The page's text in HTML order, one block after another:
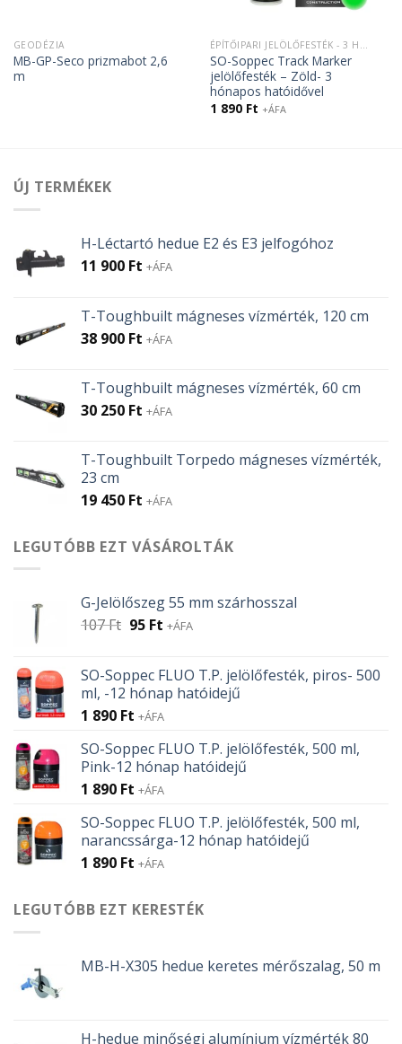
GEODÉZIA
MB-GP-Seco prizmabot 2,6
m
ÉPÍTŐIPARI JELÖLŐFESTÉK - 3 HÓNAP HATÓIDŐ
SO-Soppec Track Marker
jelölőfesték – Zöld- 3
hónapos hatóidővel
1 890 Ft +ÁFA
ÚJ TERMÉKEK
H-Léctartó hedue E2 és E3 jelfogóhoz
11 900 Ft +ÁFA
T-Toughbuilt mágneses vízmérték, 120 cm
38 900 Ft +ÁFA
T-Toughbuilt mágneses vízmérték, 60 cm
30 250 Ft +ÁFA
T-Toughbuilt Torpedo mágneses vízmérték,
23 cm
19 450 Ft +ÁFA
LEGUTÓBB EZT VÁSÁROLTÁK
G-Jelölőszeg 55 mm szárhosszal
107Ft Original
107 Ft.
95 FtCurrent
95 Ft.
+ÁFA
SO-Soppec FLUO T.P. jelölőfesték, piros- 500
ml, -12 hónap hatóidejű
1 890 Ft +ÁFA
SO-Soppec FLUO T.P. jelölőfesték, 500 ml,
Pink-12 hónap hatóidejű
1 890 Ft +ÁFA
SO-Soppec FLUO T.P. jelölőfesték, 500 ml,
narancssárga-12 hónap hatóidejű
1 890 Ft +ÁFA
LEGUTÓBB EZT KERESTÉK
MB-H-X305 hedue keretes mérőszalag, 50 m
H-hedue minőségi alumínium vízmérték 80